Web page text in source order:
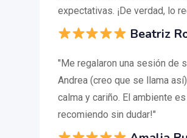
expectativas. ¡De verdad, lo
Beatriz
"Me regalaron una sesión de
Andrea (creo que se llama
calma y cariño. El ambiente
recomiendo sin dudar!"